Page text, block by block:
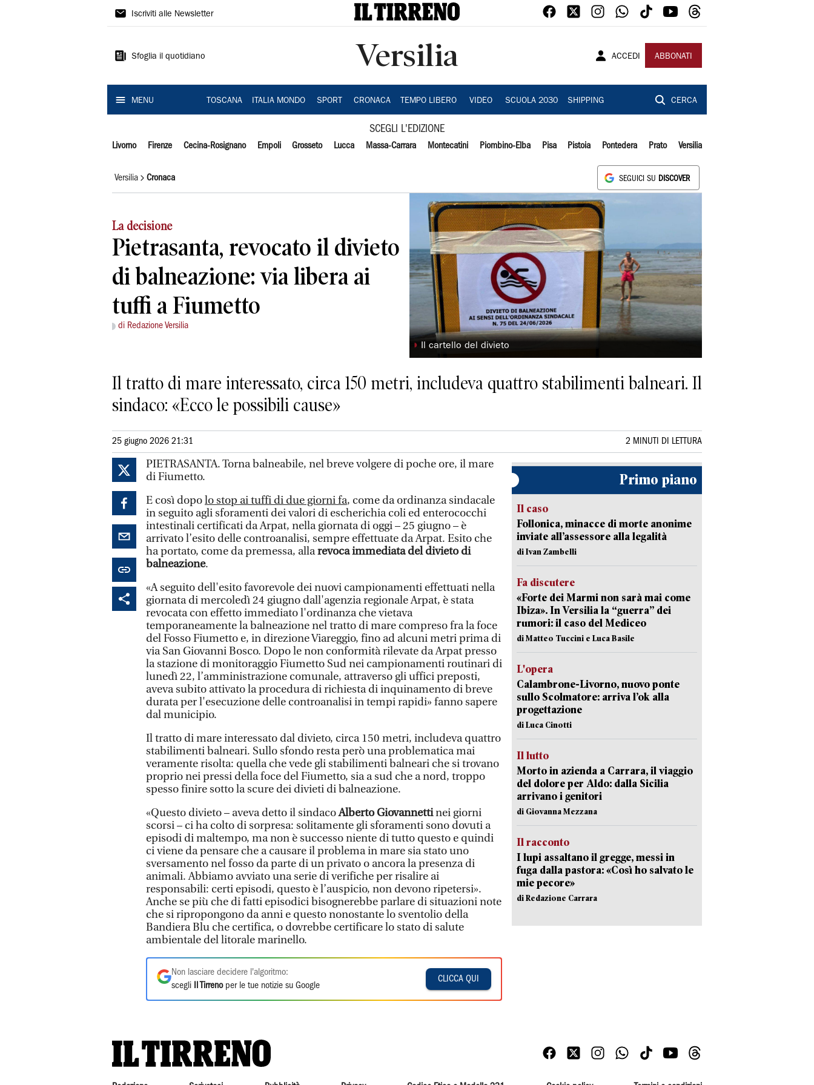
Il
Iscriviti alle Newsletter
Sfoglia il quotidiano Versilia ACCEDI ABBONATI
MENU TOSCANA ITALIA MONDO SPORT CRONACA TEMPO LIBERO VIDEO SCUOLA 2030 SHIPPING CERCA
SCEGLI L'EDIZIONE
Livorno Firenze Cecina-Rosignano Empoli Grosseto Lucca Massa-Carrara Montecatini Piombino-Elba Pisa Pistoia Pontedera Prato Versilia
Versilia Cronaca SEGUICI SU DISCOVER
La decisione
Pietrasanta, revocato il divieto
di balneazione: via libera ai
tuffi a Fiumetto
di Redazione Versilia
◗ Il cartello del divieto
Il tratto di mare interessato, circa 150 metri, includeva quattro stabilimenti balneari. Il
sindaco: «Ecco le possibili cause»
25 giugno 2026 21:31 2 MINUTI DI LETTURA
PIETRASANTA. Torna balneabile, nel breve volgere di poche ore, il mare
di Fiumetto.
E così dopolo stop ai tuffi di due giorni fa, come da ordinanza sindacale
in seguito agli sforamenti dei valori di escherichia coli ed enterococchi
intestinali certificati da Arpat, nella giornata di oggi – 25 giugno – è
arrivato l’esito delle controanalisi, sempre effettuate da Arpat. Esito che
ha portato, come da premessa, allarevoca immediata del divieto di
balneazione.
«A seguito dell'esito favorevole dei nuovi campionamenti effettuati nella
giornata di mercoledì 24 giugno dall'agenzia regionale Arpat, è stata
revocata con effetto immediato l'ordinanza che vietava
temporaneamente la balneazione nel tratto di mare compreso fra la foce
del Fosso Fiumetto e, in direzione Viareggio, fino ad alcuni metri prima di
via San Giovanni Bosco. Dopo le non conformità rilevate da Arpat presso
la stazione di monitoraggio Fiumetto Sud nei campionamenti routinari di
lunedì 22, l’amministrazione comunale, attraverso gli uffici preposti,
aveva subito attivato la procedura di richiesta di inquinamento di breve
durata per l'esecuzione delle controanalisi in tempi rapidi» fanno sapere
dal municipio.
Il tratto di mare interessato dal divieto, circa 150 metri, includeva quattro
stabilimenti balneari. Sullo sfondo resta però una problematica mai
veramente risolta: quella che vede gli stabilimenti balneari che si trovano
proprio nei pressi della foce del Fiumetto, sia a sud che a nord, troppo
spesso finire sotto la scure dei divieti di balneazione.
«Questo divieto – aveva detto il sindacoAlberto Giovannettinei giorni
scorsi – ci ha colto di sorpresa: solitamente gli sforamenti sono dovuti a
episodi di maltempo, ma non è successo niente di tutto questo e quindi
ci viene da pensare che a causare il problema in mare sia stato uno
sversamento nel fosso da parte di un privato o ancora la presenza di
animali. Abbiamo avviato una serie di verifiche per risalire ai
responsabili: certi episodi, questo è l’auspicio, non devono ripetersi».
Anche se più che di fatti episodici bisognerebbe parlare di situazioni note
che si ripropongono da anni e questo nonostante lo sventolio della
Bandiera Blu che certifica, o dovrebbe certificare lo stato di salute
ambientale del litorale marinello.
Non lasciare decidere l'algoritmo:
scegli
Il Tirrenoper le tue notizie su Google
CLICCA QUI
Primo piano
Il caso
Follonica, minacce di morte anonime
inviate all’assessore alla legalità
di Ivan Zambelli
Fa discutere
«Forte dei Marmi non sarà mai come
Ibiza». In Versilia la “guerra” dei
rumori: il caso del Mediceo
di Matteo Tuccini e Luca Basile
L'opera
Calambrone-Livorno, nuovo ponte
sullo Scolmatore: arriva l’ok alla
progettazione
di Luca Cinotti
Il lutto
Morto in azienda a Carrara, il viaggio
del dolore per Aldo: dalla Sicilia
arrivano i genitori
di Giovanna Mezzana
Il racconto
I lupi assaltano il gregge, messi in
fuga dalla pastora: «Così ho salvato le
mie pecore»
di Redazione Carrara